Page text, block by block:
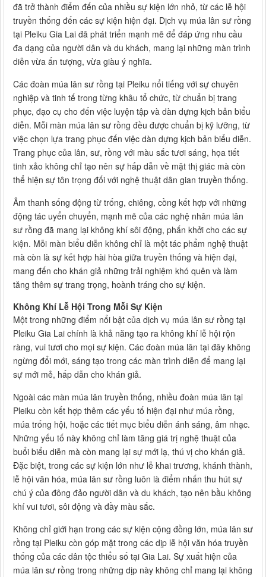
đã trở thành điểm đến của nhiều sự kiện lớn nhỏ, từ các lễ hội
truyền thống đến các sự kiện hiện đại. Dịch vụ múa lân sư rồng
tại Pleiku Gia Lai đã phát triển mạnh mẽ để đáp ứng nhu cầu
đa dạng của người dân và du khách, mang lại những màn trình
diễn vừa ấn tượng, vừa giàu ý nghĩa.
Các đoàn múa lân sư rồng tại Pleiku nổi tiếng với sự chuyên
nghiệp và tinh tế trong từng khâu tổ chức, từ chuẩn bị trang
phục, đạo cụ cho đến việc luyện tập và dàn dựng kịch bản biểu
diễn. Mỗi màn múa lân sư rồng đều được chuẩn bị kỹ lưỡng, từ
việc chọn lựa trang phục đến việc dàn dựng kịch bản biểu diễn.
Trang phục của lân, sư, rồng với màu sắc tươi sáng, họa tiết
tinh xảo không chỉ tạo nên sự hấp dẫn về mặt thị giác mà còn
thể hiện sự tôn trọng đối với nghệ thuật dân gian truyền thống.
Âm thanh sống động từ trống, chiêng, cồng kết hợp với những
động tác uyển chuyển, mạnh mẽ của các nghệ nhân múa lân
sư rồng đã mang lại không khí sôi động, phấn khởi cho các sự
kiện. Mỗi màn biểu diễn không chỉ là một tác phẩm nghệ thuật
mà còn là sự kết hợp hài hòa giữa truyền thống và hiện đại,
mang đến cho khán giả những trải nghiệm khó quên và làm
tăng thêm sự trang trọng, hoành tráng cho sự kiện.
Không Khí Lễ Hội Trong Mỗi Sự Kiện
Một trong những điểm nổi bật của dịch vụ múa lân sư rồng tại
Pleiku Gia Lai chính là khả năng tạo ra không khí lễ hội rộn
ràng, vui tươi cho mọi sự kiện. Các đoàn múa lân tại đây không
ngừng đổi mới, sáng tạo trong các màn trình diễn để mang lại
sự mới mẻ, hấp dẫn cho khán giả.
Ngoài các màn múa lân truyền thống, nhiều đoàn múa lân tại
Pleiku còn kết hợp thêm các yếu tố hiện đại như múa rồng,
múa trống hội, hoặc các tiết mục biểu diễn ánh sáng, âm nhạc.
Những yếu tố này không chỉ làm tăng giá trị nghệ thuật của
buổi biểu diễn mà còn mang lại sự mới lạ, thú vị cho khán giả.
Đặc biệt, trong các sự kiện lớn như lễ khai trương, khánh thành,
lễ hội văn hóa, múa lân sư rồng luôn là điểm nhấn thu hút sự
chú ý của đông đảo người dân và du khách, tạo nên bầu không
khí vui tươi, sôi động và đầy màu sắc.
Không chỉ giới hạn trong các sự kiện cộng đồng lớn, múa lân sư
rồng tại Pleiku còn góp mặt trong các dịp lễ hội văn hóa truyền
thống của các dân tộc thiểu số tại Gia Lai. Sự xuất hiện của
múa lân sư rồng trong những dịp này không chỉ mang lại không